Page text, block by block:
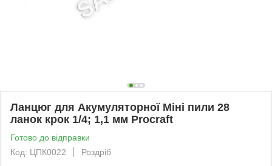
Ланцюг для Акумуляторної Міні пили 28
ланок крок 1/4; 1,1 мм Procraft
Готово до відправки
Код: ЦПК0022
Роздріб